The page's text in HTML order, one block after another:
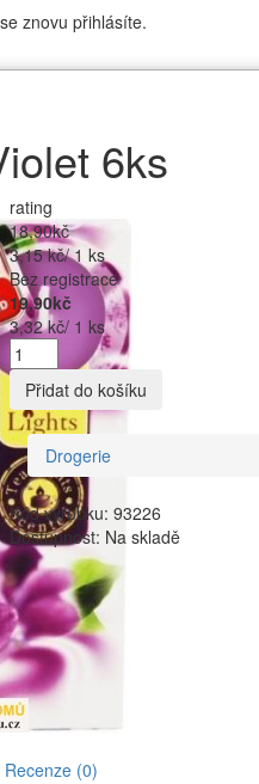
znovu přihlásíte.
6ks
rating
18,90kč
3,15 kč/ 1 ks
Bez registrace
19,90kč
3,32 kč/ 1 ks
Přidat do košíku
Drogerie
Kód výrobku: 93226
Dostupnost: Na skladě
Recenze (0)